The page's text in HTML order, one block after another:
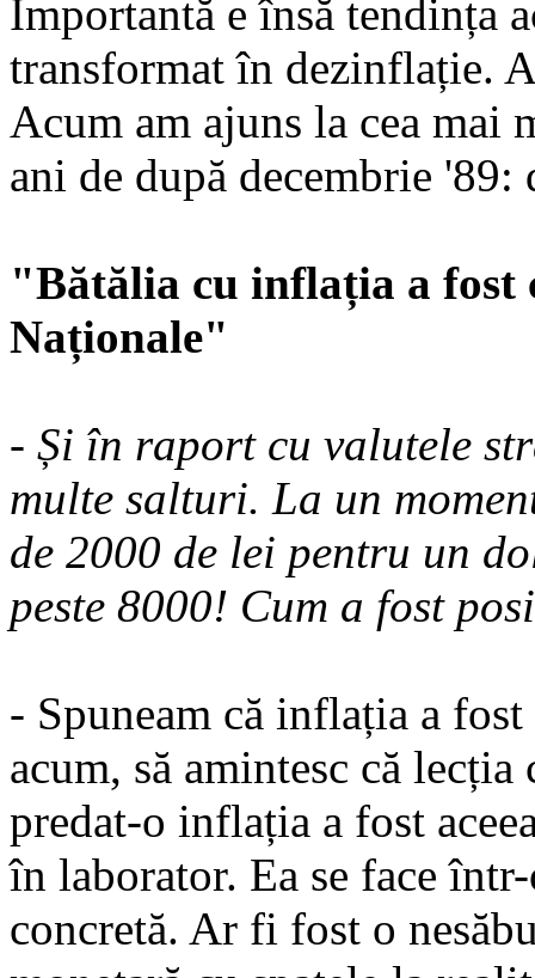
Importantă e însă tendința
transformat în dezin­flație.
Acum am ajuns la cea mai
ani de după decembrie '89:
"Bătălia cu inflația a fost
Naționale"
- Și în raport cu valutele
multe salturi. La un
de 2000 de lei pentru un
peste 8000! Cum a fost
- Spuneam că inflația a
acum, să amintesc că
predat-o inflația a fost
în laborator. Ea se face
concretă. Ar fi fost o